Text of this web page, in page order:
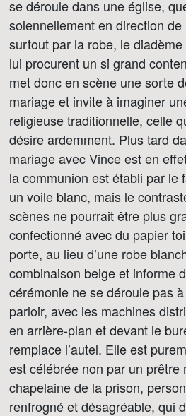
se déroule dans une église,
solennellement en direction de
surtout par la robe, le
lui procurent un si grand
met donc en scène une sorte
mariage et invite à imaginer
religieuse traditionnelle, celle
désire ardemment. Plus tard
mariage avec Vince est en
la communion est établi par le
un voile blanc, mais le
scènes ne pourrait être plus
confectionné avec du papier
porte, au lieu d’une robe
combinaison beige et informe
cérémonie ne se déroule pas
parloir, avec les machines
en arrière-plan et devant le
remplace l’autel. Elle est
est célébrée non par un prêtre
chapelaine de la prison,
renfrogné et désagréable, qui